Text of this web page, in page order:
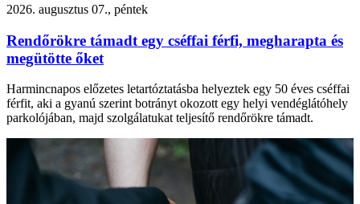
2026. augusztus 07., péntek
Rendőrökre támadt egy cséffai férfi, megharapta és
megütötte őket
Harmincnapos előzetes letartóztatásba helyeztek egy 50 éves cséffai
férfit, aki a gyanú szerint botrányt okozott egy helyi vendéglátóhely
parkolójában, majd szolgálatukat teljesítő rendőrökre támadt.